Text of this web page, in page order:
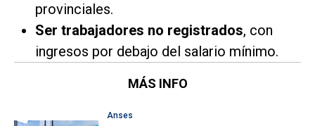
provinciales.
Ser trabajadores no registrados, con
ingresos por debajo del salario mínimo.
MÁS INFO
Anses